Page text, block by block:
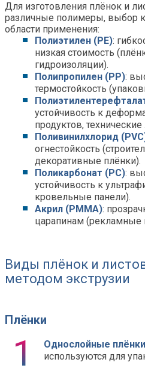
Для изготовления плёнок и
различные полимеры, выбор
области применения:
Полиэтилен (PE):
низкая стоимость
гидроизоляции).
Полипропилен (PP):
термостойкость
устойчивость к
продуктов,
Поливинилхлорид
огнестойкость
декоративные плёнки).
Поликарбонат (PC):
устойчивость к
кровельные панели).
Акрил (PMMA):
царапинам (рекламные
Виды плёнок и
методом экструзии
Плёнки
Однослойные плёнки
используются для